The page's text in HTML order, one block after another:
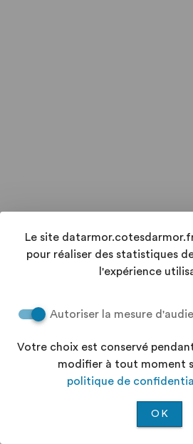
Le site
pour réaliser des statistiques
l'expérience
Autoriser la mesure
Votre choix est conservé
modifier à tout moment
politique de
OK